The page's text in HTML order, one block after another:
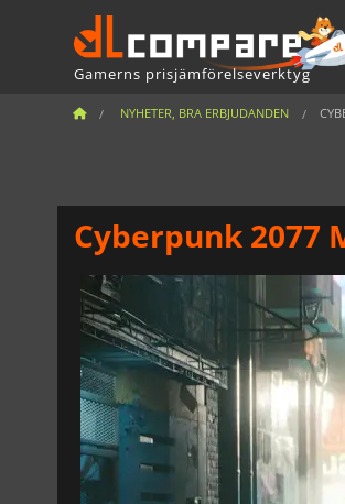
Gamerns prisjämförelseverktyg
NYHETER, BRA ERBJUDANDEN
Cyberpunk